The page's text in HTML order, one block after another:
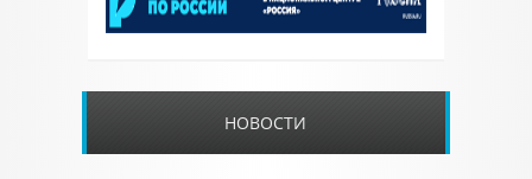
НОВОСТИ